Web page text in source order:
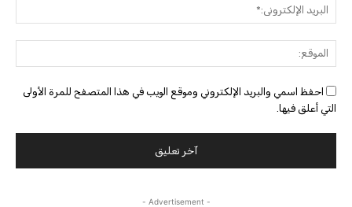
احفظ اسمي والبريد الإلكتروني وموقع الويب في هذا المتصفح للمرة الأولى
التي أعلق فيها.
- Advertisement -